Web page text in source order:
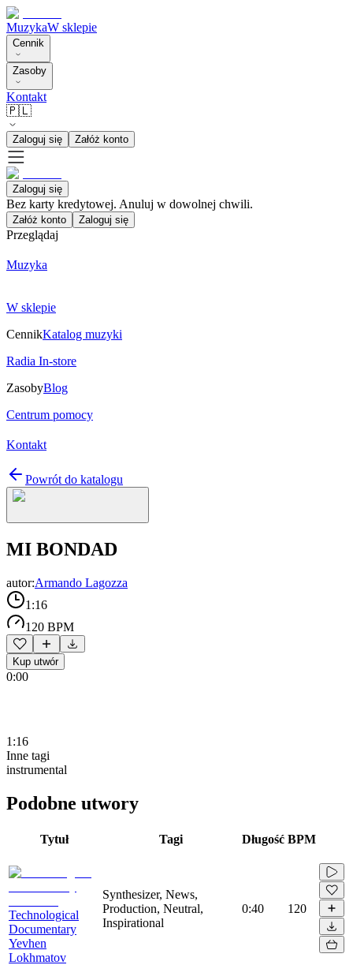
MuzykaW sklepie
Cennik
Zasoby
Kontakt
🇵🇱
Zaloguj się Załóż konto
Zaloguj się
Bez karty kredytowej. Anuluj w dowolnej chwili.
Załóż konto Zaloguj się
Przeglądaj
Muzyka
W sklepie
CennikKatalog muzyki
Radia In-store
ZasobyBlog
Centrum pomocy
Kontakt
Powrót do katalogu
MI BONDAD
autor:Armando Lagozza
1:16
120 BPM
Kup utwór
0:00
1:16
Inne tagi
instrumental
Podobne utwory
Tytuł Tagi Długość BPM
Technological
Documentary
Yevhen
Lokhmatov
Synthesizer, News,
Production, Neutral,
Inspirational
0:40 120